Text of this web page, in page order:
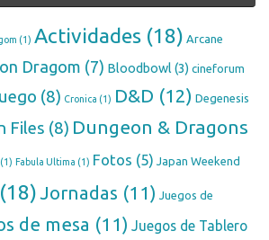
(1) Actividades (18) Arcane
Dragom (7) Bloodbowl (3) cineforum
(8) Cronica (1) D&D (12) Degenesis
Files (8) Dungeon & Dragons
(1) Fabula Ultima (1) Fotos (5) Japan Weekend
(18)Jornadas (11) Juegos de
de mesa (11) Juegos de Tablero